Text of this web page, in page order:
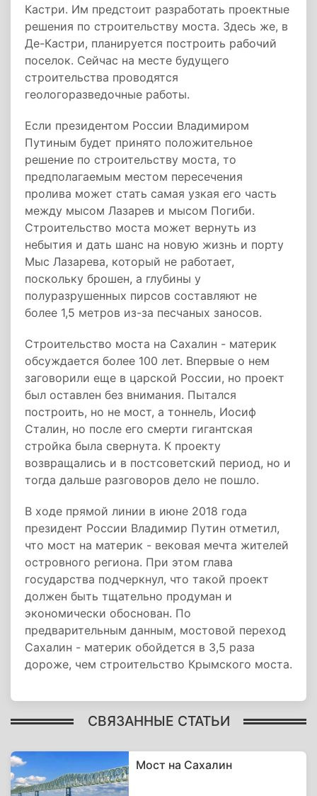
Кастри. Им предстоит разработать проектные
решения по строительству моста. Здесь же, в
Де-Кастри, планируется построить рабочий
поселок. Сейчас на месте будущего
строительства проводятся
геологоразведочные работы.
Если президентом России Владимиром
Путиным будет принято положительное
решение по строительству моста, то
предполагаемым местом пересечения
пролива может стать самая узкая его часть
между мысом Лазарев и мысом Погиби.
Строительство моста может вернуть из
небытия и дать шанс на новую жизнь и порту
Мыс Лазарева, который не работает,
поскольку брошен, а глубины у
полуразрушенных пирсов составляют не
более 1,5 метров из-за песчаных заносов.
Строительство моста на Сахалин - материк
обсуждается более 100 лет. Впервые о нем
заговорили еще в царской России, но проект
был оставлен без внимания. Пытался
построить, но не мост, а тоннель, Иосиф
Сталин, но после его смерти гигантская
стройка была свернута. К проекту
возвращались и в постсоветский период, но и
тогда дальше разговоров дело не пошло.
В ходе прямой линии в июне 2018 года
президент России Владимир Путин отметил,
что мост на материк - вековая мечта жителей
островного региона. При этом глава
государства подчеркнул, что такой проект
должен быть тщательно продуман и
экономически обоснован. По
предварительным данным, мостовой переход
Сахалин - материк обойдется в 3,5 раза
дороже, чем строительство Крымского моста.
СВЯЗАННЫЕ СТАТЬИ
Мост на Сахалин